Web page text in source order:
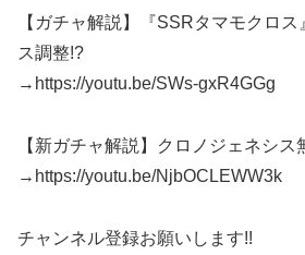
【ガチャ解説】『SSRタマモクロ
ス調整!?
→https://youtu.be/SWs-gxR4GGg
【新ガチャ解説】クロノジェネシス
→https://youtu.be/NjbOCLEWW3k
チャンネル登録お願いします!!